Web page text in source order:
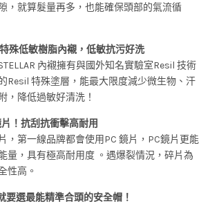
，就算髮量再多，也能確保頭部的氣流循
殊低敏樹脂內襯，低敏抗污好洗
內襯擁有與國外知名實驗室Resil 技術
Resil 特殊塗層，能最大限度減少微生物、汗
，降低過敏好清洗！
！抗刮抗衝擊高耐用
，第一線品牌都會使用PC 鏡片，PC鏡片更能
量，具有極高耐用度 。遇爆裂情況，碎片為
性高。
選最能精準合頭的安全帽！